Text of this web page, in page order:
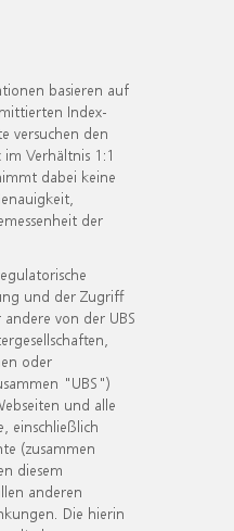
basieren auf
Index-
versuchen den
Verhältnis 1:1
dabei keine
der
und der Zugriff
von der UBS
oder
"UBS")
und alle
einschließlich
(zusammen
diesem
anderen
Die hierin